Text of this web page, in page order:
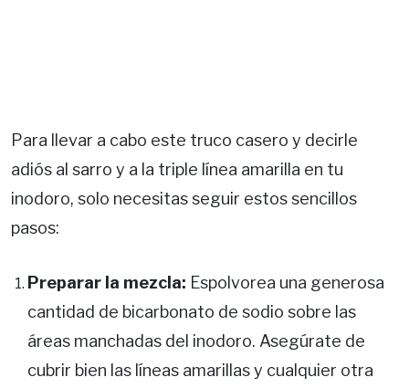
Para llevar a cabo este truco casero y decirle
adiós al sarro y a la triple línea amarilla en tu
inodoro, solo necesitas seguir estos sencillos
pasos:
Preparar la mezcla: Espolvorea una generosa
cantidad de bicarbonato de sodio sobre las
áreas manchadas del inodoro. Asegúrate de
cubrir bien las líneas amarillas y cualquier otra